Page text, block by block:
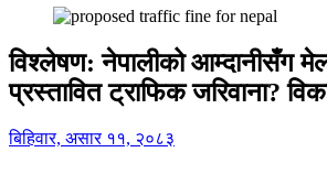
विश्लेषण: नेपालीको आम्दानीसँग
प्रस्तावित ट्राफिक जरिवाना?
बिहिवार, असार ११, २०८३